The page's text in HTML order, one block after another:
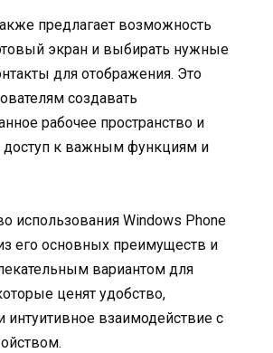
предлагает возможность
экран и выбирать нужные
для отображения. Это
создавать
рабочее пространство и
доступ к важным функциям и
использования Windows Phone
его основных преимуществ и
вариантом для
ценят удобство,
интуитивное взаимодействие с